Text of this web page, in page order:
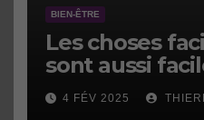
BIEN-ÊTRE
Les choses
sont aussi
faire.
4 FÉV 2025